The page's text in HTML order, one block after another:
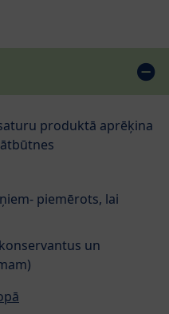
produktā aprēķina
piemērots, lai
un